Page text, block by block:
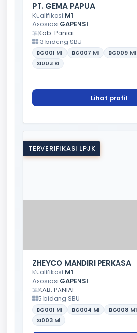
PT. GEMA PAPUA
Kualifikasi:M1
Asosiasi:GAPENSI
Kab. Paniai
13 bidang SBU
BG001 M1 BG007 M1 BG009 M1
SI003 B1
Lihat profil
TERVERIFIKASI LPJK
ZHEYCO MANDIRI PERKASA
Kualifikasi:M1
Asosiasi:GAPENSI
KAB. PANIAI
5 bidang SBU
BG001 M1 BG004 M1 BG008 M1
SI003 M1